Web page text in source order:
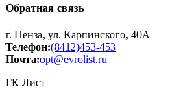
Обратная связь
г. Пенза, ул. Карпинского, 40А
Телефон:(8412)453-453
Почта:opt@evrolist.ru
ГК Лист